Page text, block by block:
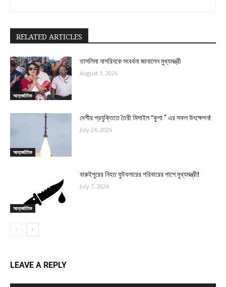
RELATED ARTICLES
আন্তর্জাতিক
তাসলিমা নাসরিনকে সংবর্ধনা জানালেন মুখ্যমন্ত্রী
August 1, 2026
আন্তর্জাতিক
দেশীয় প্রযুক্তিতে তৈরী মিসাইল “কুশা ” এর সফল উৎক্ষেপন!
July 24, 2026
আন্তর্জাতিক
বারুইপুরের নিহত ফুটবলারের পরিবারের পাশে মুখ্যমন্ত্রী!
July 7, 2026
LEAVE A REPLY